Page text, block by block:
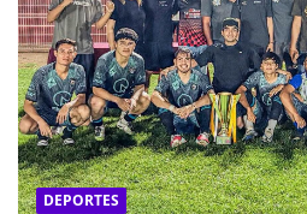
DEPORTES